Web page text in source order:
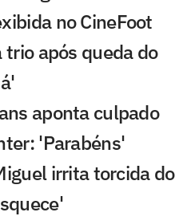
no CineFoot
após queda do
aponta culpado
'Parabéns'
irrita torcida do